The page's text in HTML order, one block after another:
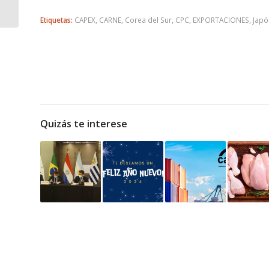
Etiquetas: CAPEX, CARNE, Corea del Sur, CPC, EXPORTACIONES,
Quizás te interese